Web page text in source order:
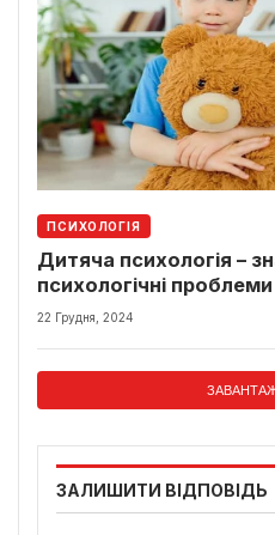
ПСИХОЛОГІЯ
Дитяча психологія –
психологічні проблеми
22 Грудня, 2024
ЗАЛИШИТИ ВІДПОВІДЬ